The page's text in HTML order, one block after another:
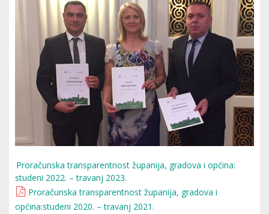
Proračunska transparentnost županija, gradova i općina:
studeni 2022. – travanj 2023.
Proračunska transparentnost županija, gradova i
općina:studeni 2020. – travanj 2021.